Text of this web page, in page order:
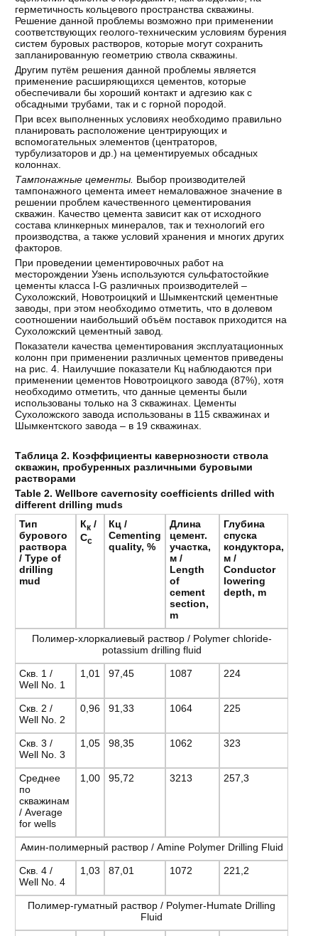
герметичность кольцевого пространства скважины.
Решение данной проблемы возможно при применении
соответствующих геолого-техническим условиям бурения
систем буровых растворов, которые могут сохранить
запланированную геометрию ствола скважины.
Другим путём решения данной проблемы является
применение расширяющихся цементов, которые
обеспечивали бы хороший контакт и адгезию как с
обсадными трубами, так и с горной породой.
При всех выполненных условиях необходимо правильно
планировать расположение центрирующих и
вспомогательных элементов (центраторов,
турбулизаторов и др.) на цементируемых обсадных
колоннах.
Тампонажные цементы. Выбор производителей
тампонажного цемента имеет немаловажное значение в
решении проблем качественного цементирования
скважин. Качество цемента зависит как от исходного
состава клинкерных минералов, так и технологий его
производства, а также условий хранения и многих других
факторов.
При проведении цементировочных работ на
месторождении Узень используются сульфатостойкие
цементы класса I-G различных производителей –
Сухоложский, Новотроицкий и Шымкентский цементные
заводы, при этом необходимо отметить, что в долевом
соотношении наибольший объём поставок приходится на
Сухоложский цементный завод.
Показатели качества цементирования эксплуатационных
колонн при применении различных цементов приведены
на рис. 4. Наилучшие показатели Кц наблюдаются при
применении цементов Новотроицкого завода (87%), хотя
необходимо отметить, что данные цементы были
использованы только на 3 скважинах. Цементы
Сухоложского завода использованы в 115 скважинах и
Шымкентского завода – в 19 скважинах.
Таблица 2. Коэффициенты кавернозности ствола
скважин, пробуренных различными буровыми
растворами
Table 2. Wellbore cavernosity coefficients drilled with
different drilling muds
Тип
бурового
раствора
/ Type of
drilling
mud
Кк /
Cc
Кц /
Cementing
quality, %
Длина
цемент.
участка,
м /
Length
of
cement
section,
m
Глубина
спуска
кондуктора,
м /
Conductor
lowering
depth, m
Полимер-хлоркалиевый раствор / Polymer chloride-
potassium drilling fluid
Скв. 1 /
Well No. 1
1,01 97,45 1087 224
Скв. 2 /
Well No. 2
0,96 91,33 1064 225
Скв. 3 /
Well No. 3
1,05 98,35 1062 323
Среднее
по
скважинам
/ Average
for wells
1,00 95,72 3213 257,3
Амин-полимерный раствор / Amine Polymer Drilling Fluid
Скв. 4 /
Well No. 4
1,03 87,01 1072 221,2
Полимер-гуматный раствор / Polymer-Humate Drilling
Fluid